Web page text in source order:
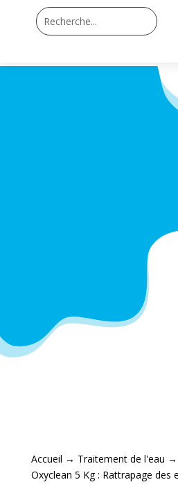
Accueil → Traitement de l'eau →
Oxyclean 5 Kg : Rattrapage des